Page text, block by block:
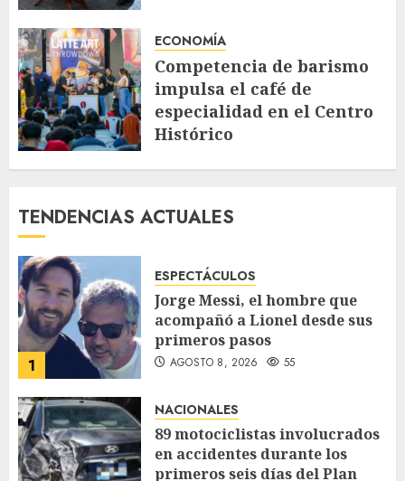
ECONOMÍA
Competencia de barismo
impulsa el café de
especialidad en el Centro
Histórico
TENDENCIAS ACTUALES
1
ESPECTÁCULOS
Jorge Messi, el hombre que
acompañó a Lionel desde sus
primeros pasos
AGOSTO 8, 2026 55
NACIONALES
89 motociclistas involucrados
en accidentes durante los
primeros seis días del Plan